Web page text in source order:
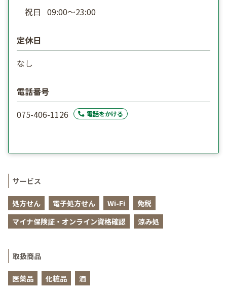
祝日 09:00〜23:00
定休日
なし
電話番号
075-406-1126
電話をかける
サービス
処方せん 電子処方せん Wi-Fi
免税
マイナ保険証・オンライン資格確認
涼み処
取扱商品
医薬品 化粧品 酒